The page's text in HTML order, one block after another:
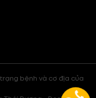
bệnh và cơ địa của